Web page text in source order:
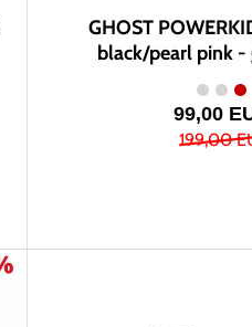
GHOST
black/pearl pink -
99,00
199,00